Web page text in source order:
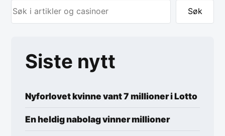
Søk
Siste nytt
Nyforlovet kvinne vant 7 millioner i Lotto
En heldig nabolag vinner millioner